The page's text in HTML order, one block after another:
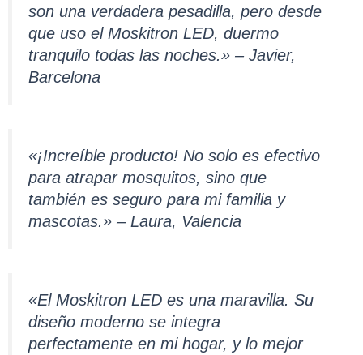
son una verdadera pesadilla, pero desde
que uso el Moskitron LED, duermo
tranquilo todas las noches.» – Javier,
Barcelona
«¡Increíble producto! No solo es efectivo
para atrapar mosquitos, sino que
también es seguro para mi familia y
mascotas.» – Laura, Valencia
«El Moskitron LED es una maravilla. Su
diseño moderno se integra
perfectamente en mi hogar, y lo mejor